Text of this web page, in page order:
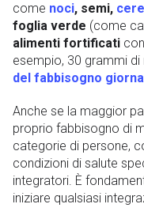
come noci, semi,
foglia verde (come
alimenti fortificati
esempio, 30 grammi
del fabbisogno
Anche se la maggior
proprio fabbisogno di
categorie di persone,
condizioni di salute
integratori. È
iniziare qualsiasi